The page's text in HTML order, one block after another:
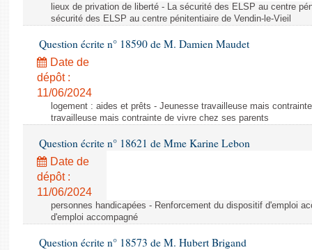
lieux de privation de liberté - La sécurité des ELSP au centre
sécurité des ELSP au centre pénitentiaire de Vendin-le-Vieil
Question écrite n° 18590 de M. Damien Maudet
Date de
dépôt :
11/06/2024
logement : aides et prêts - Jeunesse travailleuse mais
travailleuse mais contrainte de vivre chez ses parents
Question écrite n° 18621 de Mme Karine Lebon
Date de
dépôt :
11/06/2024
personnes handicapées - Renforcement du dispositif d'emploi
d'emploi accompagné
Question écrite n° 18573 de M. Hubert Brigand